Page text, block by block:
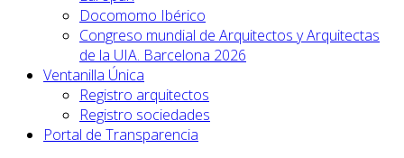
Docomomo Ibérico
Congreso mundial de Arquitectos y Arquitectas
de la UIA. Barcelona 2026
Ventanilla Única
Registro arquitectos
Registro sociedades
Portal de Transparencia